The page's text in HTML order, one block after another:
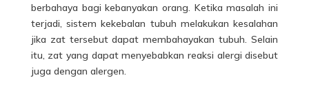
berbahaya bagi kebanyakan orang. Ketika masalah ini
terjadi, sistem kekebalan tubuh melakukan kesalahan
jika zat tersebut dapat membahayakan tubuh. Selain
itu, zat yang dapat menyebabkan reaksi alergi disebut
juga dengan alergen.